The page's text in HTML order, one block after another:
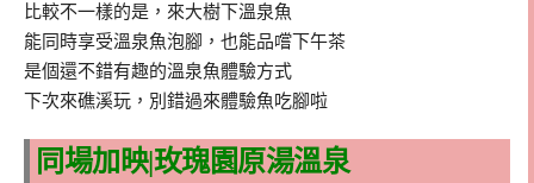
比較不一樣的是，來大樹下溫泉魚
能同時享受溫泉魚泡腳，也能品嚐下午茶
是個還不錯有趣的溫泉魚體驗方式
下次來礁溪玩，別錯過來體驗魚吃腳啦
同場加映|玫瑰園原湯溫泉